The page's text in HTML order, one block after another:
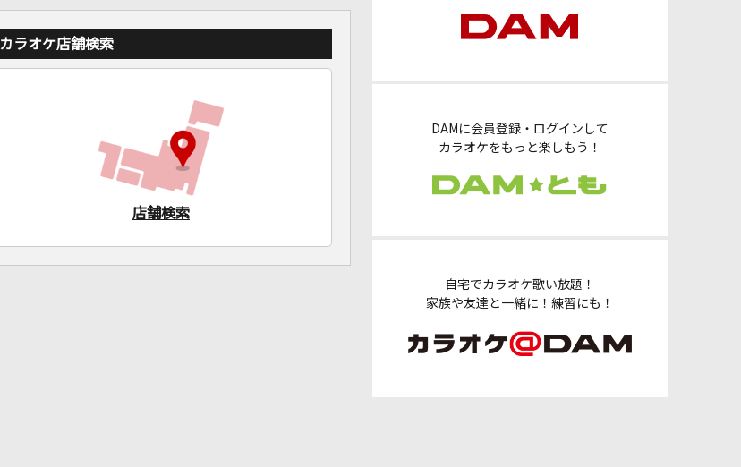
DAMに会員登録・ログインして
カラオケをもっと楽しもう！
自宅でカラオケ歌い放題！
家族や友達と一緒に！練習にも！
カラオケ店舗検索
店舗検索